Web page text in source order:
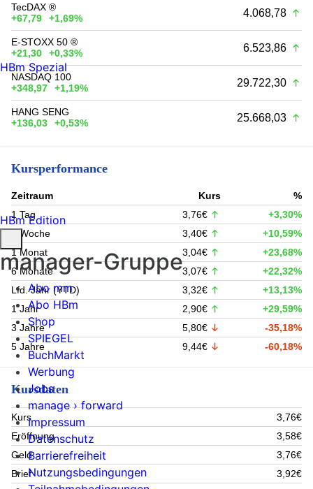
TecDAX ®
+67,79
+1,69% 4.068,78
E-STOXX 50 ®
+21,30
+0,33% 6.523,86
NASDAQ 100
+348,97
+1,19% 29.722,30
HANG SENG
+136,03
+0,53% 25.668,03
Kursperformance
Zeitraum Kurs
%
1 Tag
3,76€
+3,30%
1 Woche
3,40€
+10,59%
1 Monat
3,04€
+23,68%
6 Monate
3,07€
+22,32%
Lfd. Jahr (YTD)
3,32€
+13,13%
1 Jahr
2,90€
+29,59%
3 Jahre
5,80€
-35,18%
5 Jahre
9,44€ -60,18%
Kursdaten
Kurs
3,76€
Eröffnung
3,58€
Geld
3,76€
Brief
3,92€
HBm Spezial
HBm Edition
manager-Gruppe
Abo mm
Abo HBm
Shop
SPIEGEL
BuchMarkt
Werbung
Jobs
manage › forward
Impressum
Datenschutz
Barrierefreiheit
Nutzungsbedingungen